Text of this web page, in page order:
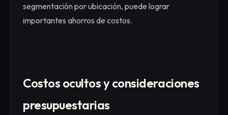
segmentación por ubicación, puede lograr
importantes ahorros de costos.
Costos ocultos y consideraciones
presupuestarias